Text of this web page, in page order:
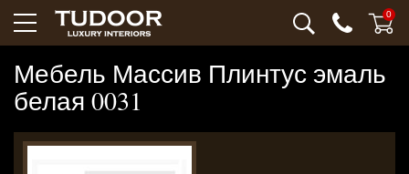
0
Мебель Массив Плинтус эмаль
белая 0031